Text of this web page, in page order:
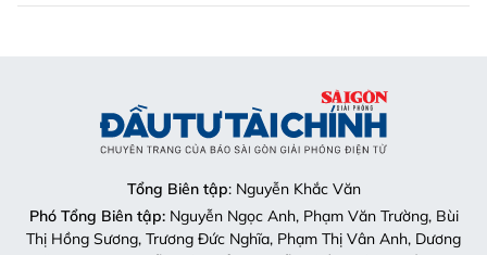
Tổng Biên tập: Nguyễn Khắc Văn
Phó Tổng Biên tập:Nguyễn Ngọc Anh, Phạm Văn Trường, Bùi
Thị Hồng Sương, Trương Đức Nghĩa, Phạm Thị Vân Anh, Dương